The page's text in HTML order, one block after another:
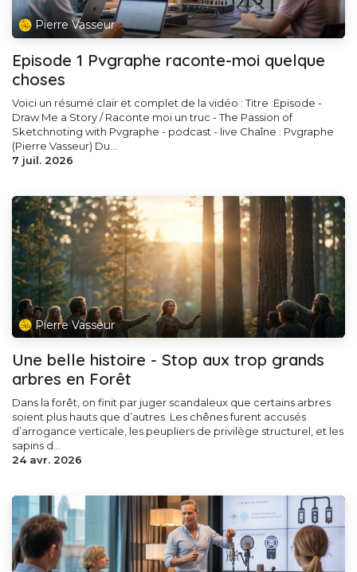
Pierre Vasseur
Episode 1 Pvgraphe raconte-moi quelque
choses
Voici un résumé clair et complet de la vidéo : Titre :Episode -
Draw Me a Story / Raconte moi un truc - The Passion of
Sketchnoting with Pvgraphe - podcast - live Chaîne : Pvgraphe
(Pierre Vasseur) Du...
7 juil. 2026
Pierre Vasseur
Une belle histoire - Stop aux trop grands
arbres en Forêt
Dans la forêt, on finit par juger scandaleux que certains arbres
soient plus hauts que d’autres. Les chênes furent accusés
d’arrogance verticale, les peupliers de privilège structurel, et les
sapins d...
24 avr. 2026